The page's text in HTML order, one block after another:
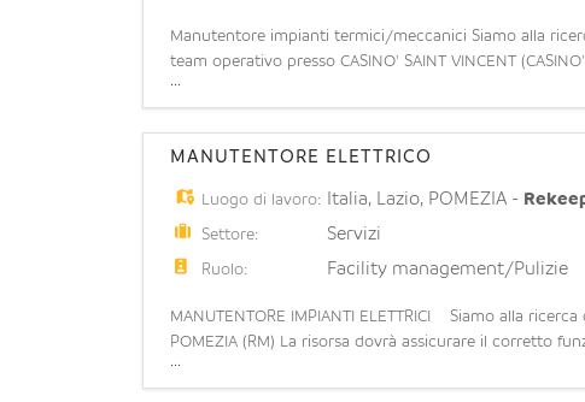
Manutentore impianti termici/meccanici Siamo alla
team operativo presso CASINO' SAINT VINCENT
di qualifica; - Esperienza manutenzione su imp
...
MANUTENTORE ELETTRICO
Luogo di lavoro: Italia, Lazio, POMEZIA -
Settore: Servizi
Ruolo: Facility management/Pulizie
MANUTENTORE IMPIANTI ELETTRICI Siamo alla
POMEZIA (RM) La risorsa dovrà assicurare il corretto
straordinaria di impianti elettrici e apparecchiature
...